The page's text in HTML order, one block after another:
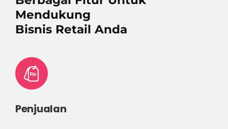
Mendukung
Bisnis Retail Anda
Penjualan